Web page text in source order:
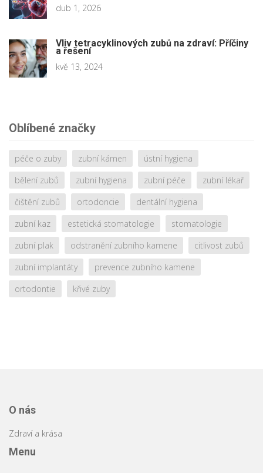
dub 1, 2026
Vliv tetracyklinových zubů na zdraví: Příčiny
a řešení
kvě 13, 2024
Oblíbené značky
péče o zuby zubní kámen
ústní hygiena
bělení zubů
zubní hygiena zubní péče
zubní lékař
čištění zubů
ortodoncie
dentální hygiena
zubní kaz
estetická stomatologie
stomatologie
zubní plak
odstranění zubního kamene
citlivost zubů
zubní implantáty
prevence zubního kamene
ortodontie
křivé zuby
O nás
Zdraví a krása
Menu